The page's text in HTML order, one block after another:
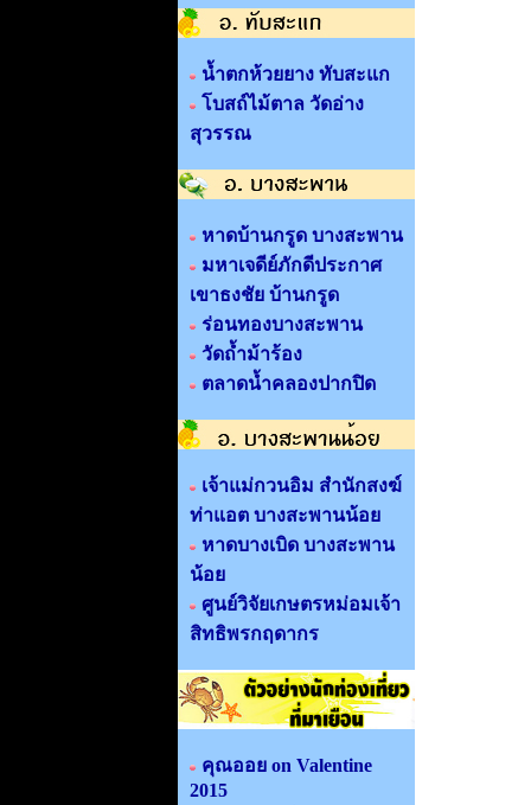
น้ำตกห้วยยาง ทับสะแก
โบสถ์ไม้ตาล วัดอ่าง
สุวรรณ
หาดบ้านกรูด บางสะพาน
มหาเจดีย์ภักดีประกาศ
เขาธงชัย บ้านกรูด
ร่อนทองบางสะพาน
วัดถ้ำม้าร้อง
ตลาดน้ำคลองปากปิด
เจ้าแม่กวนอิม สำนักสงฆ์
ท่าแอต บางสะพานน้อย
หาดบางเบิด บางสะพาน
น้อย
ศูนย์วิจัยเกษตรหม่อมเจ้า
สิทธิพรกฤดากร
คุณออย on Valentine
2015